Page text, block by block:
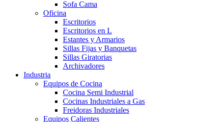
Sofa Cama
Oficina
Escritorios
Escritorios en L
Estantes y Armarios
Sillas Fijas y Banquetas
Sillas Giratorias
Archivadores
Industria
Equipos de Cocina
Cocina Semi Industrial
Cocinas Industriales a Gas
Freidoras Industriales
Equipos Calientes